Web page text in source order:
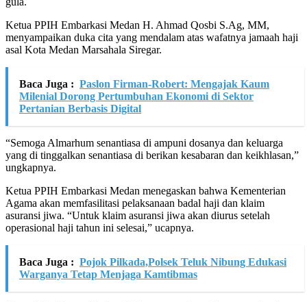
Ketua PPIH Embarkasi Medan H. Ahmad Qosbi S.Ag, MM,
menyampaikan duka cita yang mendalam atas wafatnya jamaah haji
asal Kota Medan Marsahala Siregar.
Baca Juga : Paslon Firman-Robert: Mengajak Kaum
Milenial Dorong Pertumbuhan Ekonomi di Sektor
Pertanian Berbasis Digital
“Semoga Almarhum senantiasa di ampuni dosanya dan keluarga
yang di tinggalkan senantiasa di berikan kesabaran dan keikhlasan,”
ungkapnya.
Ketua PPIH Embarkasi Medan menegaskan bahwa Kementerian
Agama akan memfasilitasi pelaksanaan badal haji dan klaim
asuransi jiwa. “Untuk klaim asuransi jiwa akan diurus setelah
operasional haji tahun ini selesai,” ucapnya.
Baca Juga : Pojok Pilkada,Polsek Teluk Nibung Edukasi
Warganya Tetap Menjaga Kamtibmas